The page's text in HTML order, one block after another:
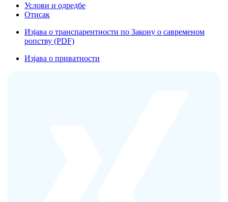
Услови и одредбе
Отисак
Изјава о транспарентности по Закону о савременом
ропству (PDF)
Изјава о приватности